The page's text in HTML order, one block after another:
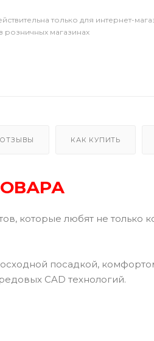
только для интернет-
розничных магазинах
ОТЗЫВЫ КАК КУПИТЬ
которые любят не только
посадкой,
CAD технологий.